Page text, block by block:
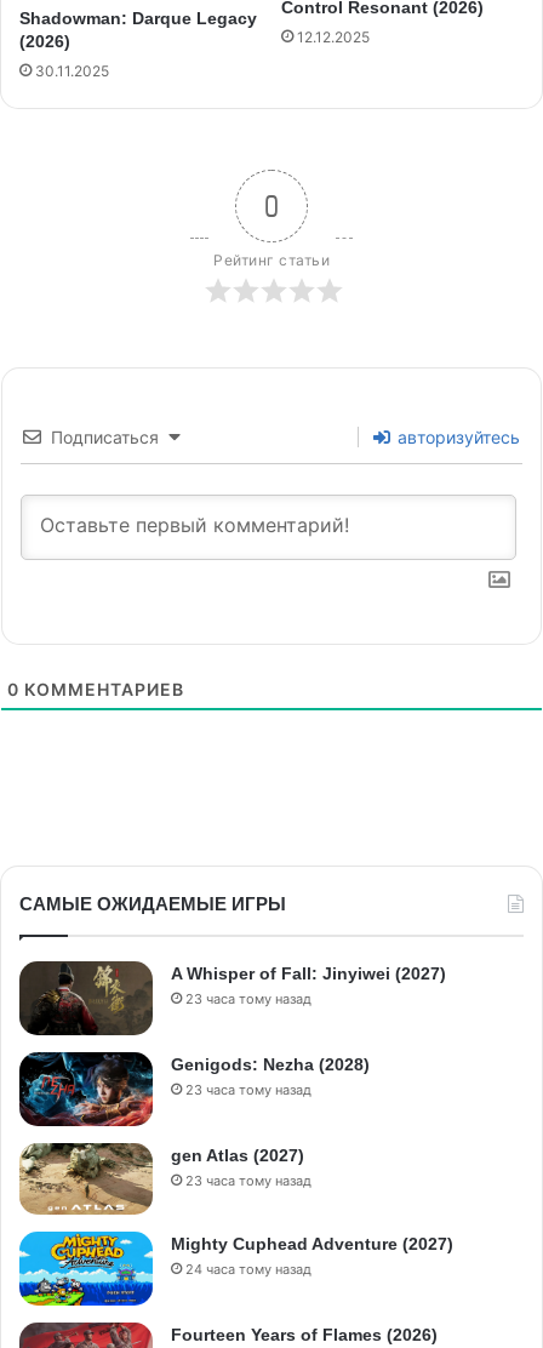
Shadowman: Darque Legacy
(2026)
30.11.2025
Control Resonant (2026)
12.12.2025
0
Рейтинг статьи
Подписаться авторизуйтесь
0 КОММЕНТАРИЕВ
САМЫЕ ОЖИДАЕМЫЕ ИГРЫ
A Whisper of Fall: Jinyiwei (2027)
23 часа тому назад
Genigods: Nezha (2028)
23 часа тому назад
gen Atlas (2027)
23 часа тому назад
Mighty Cuphead Adventure (2027)
24 часа тому назад
Fourteen Years of Flames (2026)